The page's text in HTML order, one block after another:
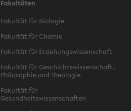
Fakultäten
Fakultät für Biologie
Fakultät für Chemie
Fakultät für Erziehungswissenschaft
Fakultät für Geschichtswissenschaft,
Philosophie und Theologie
Fakultät für
Gesundheitswissenschaften